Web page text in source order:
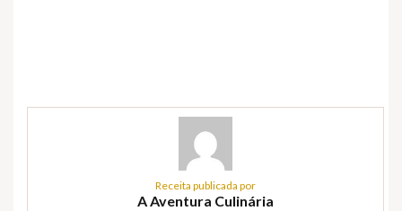
Receita publicada por
A Aventura Culinária